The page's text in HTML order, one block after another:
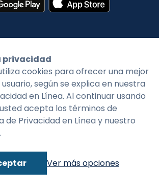
Condiciones generales
privacidad
cookies para ofrecer una mejor
según se explica en nuestra
en Línea. Al continuar usando
acepta los términos de
de Privacidad en Línea y nuestro
Ver más opciones